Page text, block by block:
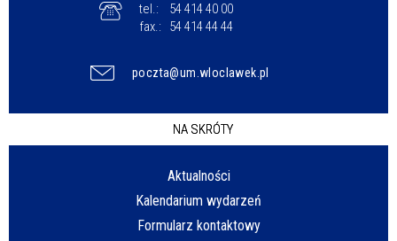
tel.:
54 414 40 00
fax.:
54 414 44 44
poczta@um.wloclawek.pl
NA SKRÓTY
Aktualności
Kalendarium wydarzeń
Formularz kontaktowy